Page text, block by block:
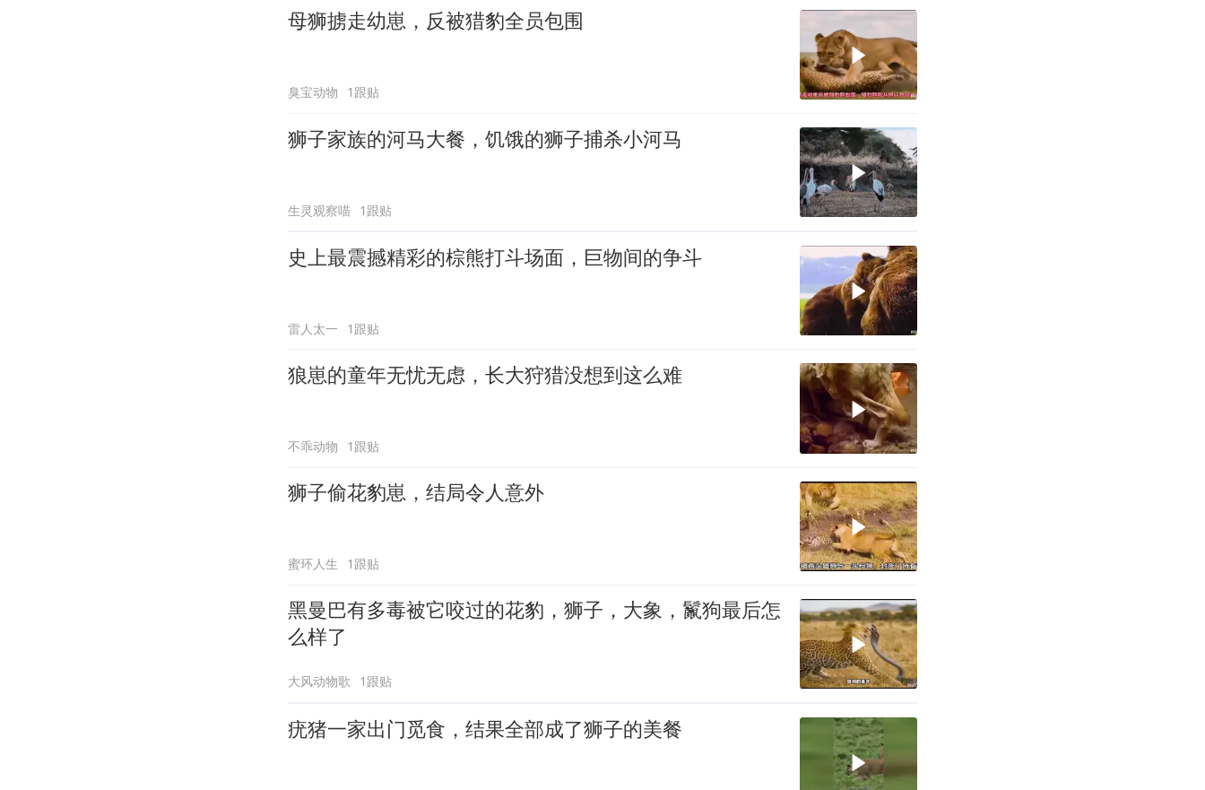
母狮掳走幼崽，反被猎豹全员包围
臭宝动物 1跟贴
狮子家族的河马大餐，饥饿的狮子捕杀小河马
生灵观察喵 1跟贴
史上最震撼精彩的棕熊打斗场面，巨物间的争斗
雷人太一 1跟贴
狼崽的童年无忧无虑，长大狩猎没想到这么难
不乖动物 1跟贴
狮子偷花豹崽，结局令人意外
蜜环人生 1跟贴
黑曼巴有多毒被它咬过的花豹，狮子，大象，鬣狗最后怎
么样了
大风动物歌 1跟贴
疣猪一家出门觅食，结果全部成了狮子的美餐